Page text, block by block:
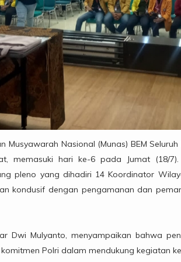
Musyawarah Nasional (Munas) BEM
memasuki hari ke-6 pada Jumat (18/
pleno yang dihadiri 14 Koordinator
kondusif dengan pengamanan dan
Dwi Mulyanto, menyampaikan bahwa
Polri dalam mendukung kegiatan